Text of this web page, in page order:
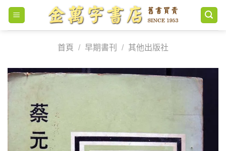
Skip
content
首頁
/ 早期書刊 / 其他出版社